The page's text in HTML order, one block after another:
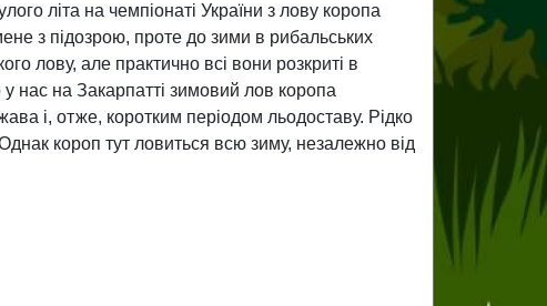
літа на чемпіонаті України з лову коропа
з підозрою, проте до зими в рибальських
лову, але практично всі вони розкриті в
нас на Закарпатті зимовий лов коропа
і, отже, коротким періодом льодоставу. Рідко
короп тут ловиться всю зиму, незалежно від